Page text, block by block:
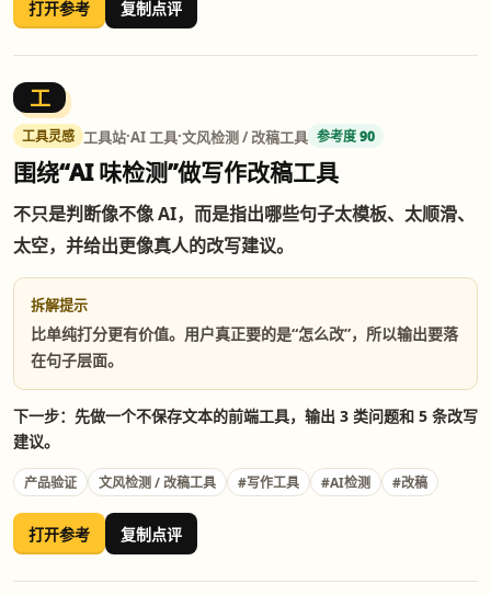
打开参考 复制点评
工
工具灵感 工具站·AI 工具·文风检测 / 改稿工具 参考度 90
围绕“AI 味检测”做写作改稿工具
不只是判断像不像 AI，而是指出哪些句子太模板、太顺滑、
太空，并给出更像真人的改写建议。
拆解提示
比单纯打分更有价值。用户真正要的是“怎么改”，所以输出要落
在句子层面。
下一步：先做一个不保存文本的前端工具，输出 3 类问题和 5 条改写
建议。
产品验证 文风检测 / 改稿工具 #写作工具 #AI检测 #改稿
打开参考 复制点评